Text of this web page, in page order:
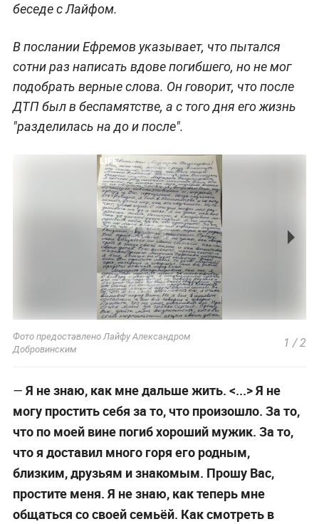
беседе с Лайфом.
В послании Ефремов указывает, что пытался
сотни раз написать вдове погибшего, но не мог
подобрать верные слова. Он говорит, что после
ДТП был в беспамятстве, а с того дня его жизнь
"разделилась на до и после".
Фото предоставлено Лайфу Александром
Добровинским
1 /2
— Я не знаю, как мне дальше жить. <...> Я не
могу простить себя за то, что произошло. За то,
что по моей вине погиб хороший мужик. За то,
что я доставил много горя его родным,
близким, друзьям и знакомым. Прошу Вас,
простите меня. Я не знаю, как теперь мне
общаться со своей семьёй. Как смотреть в